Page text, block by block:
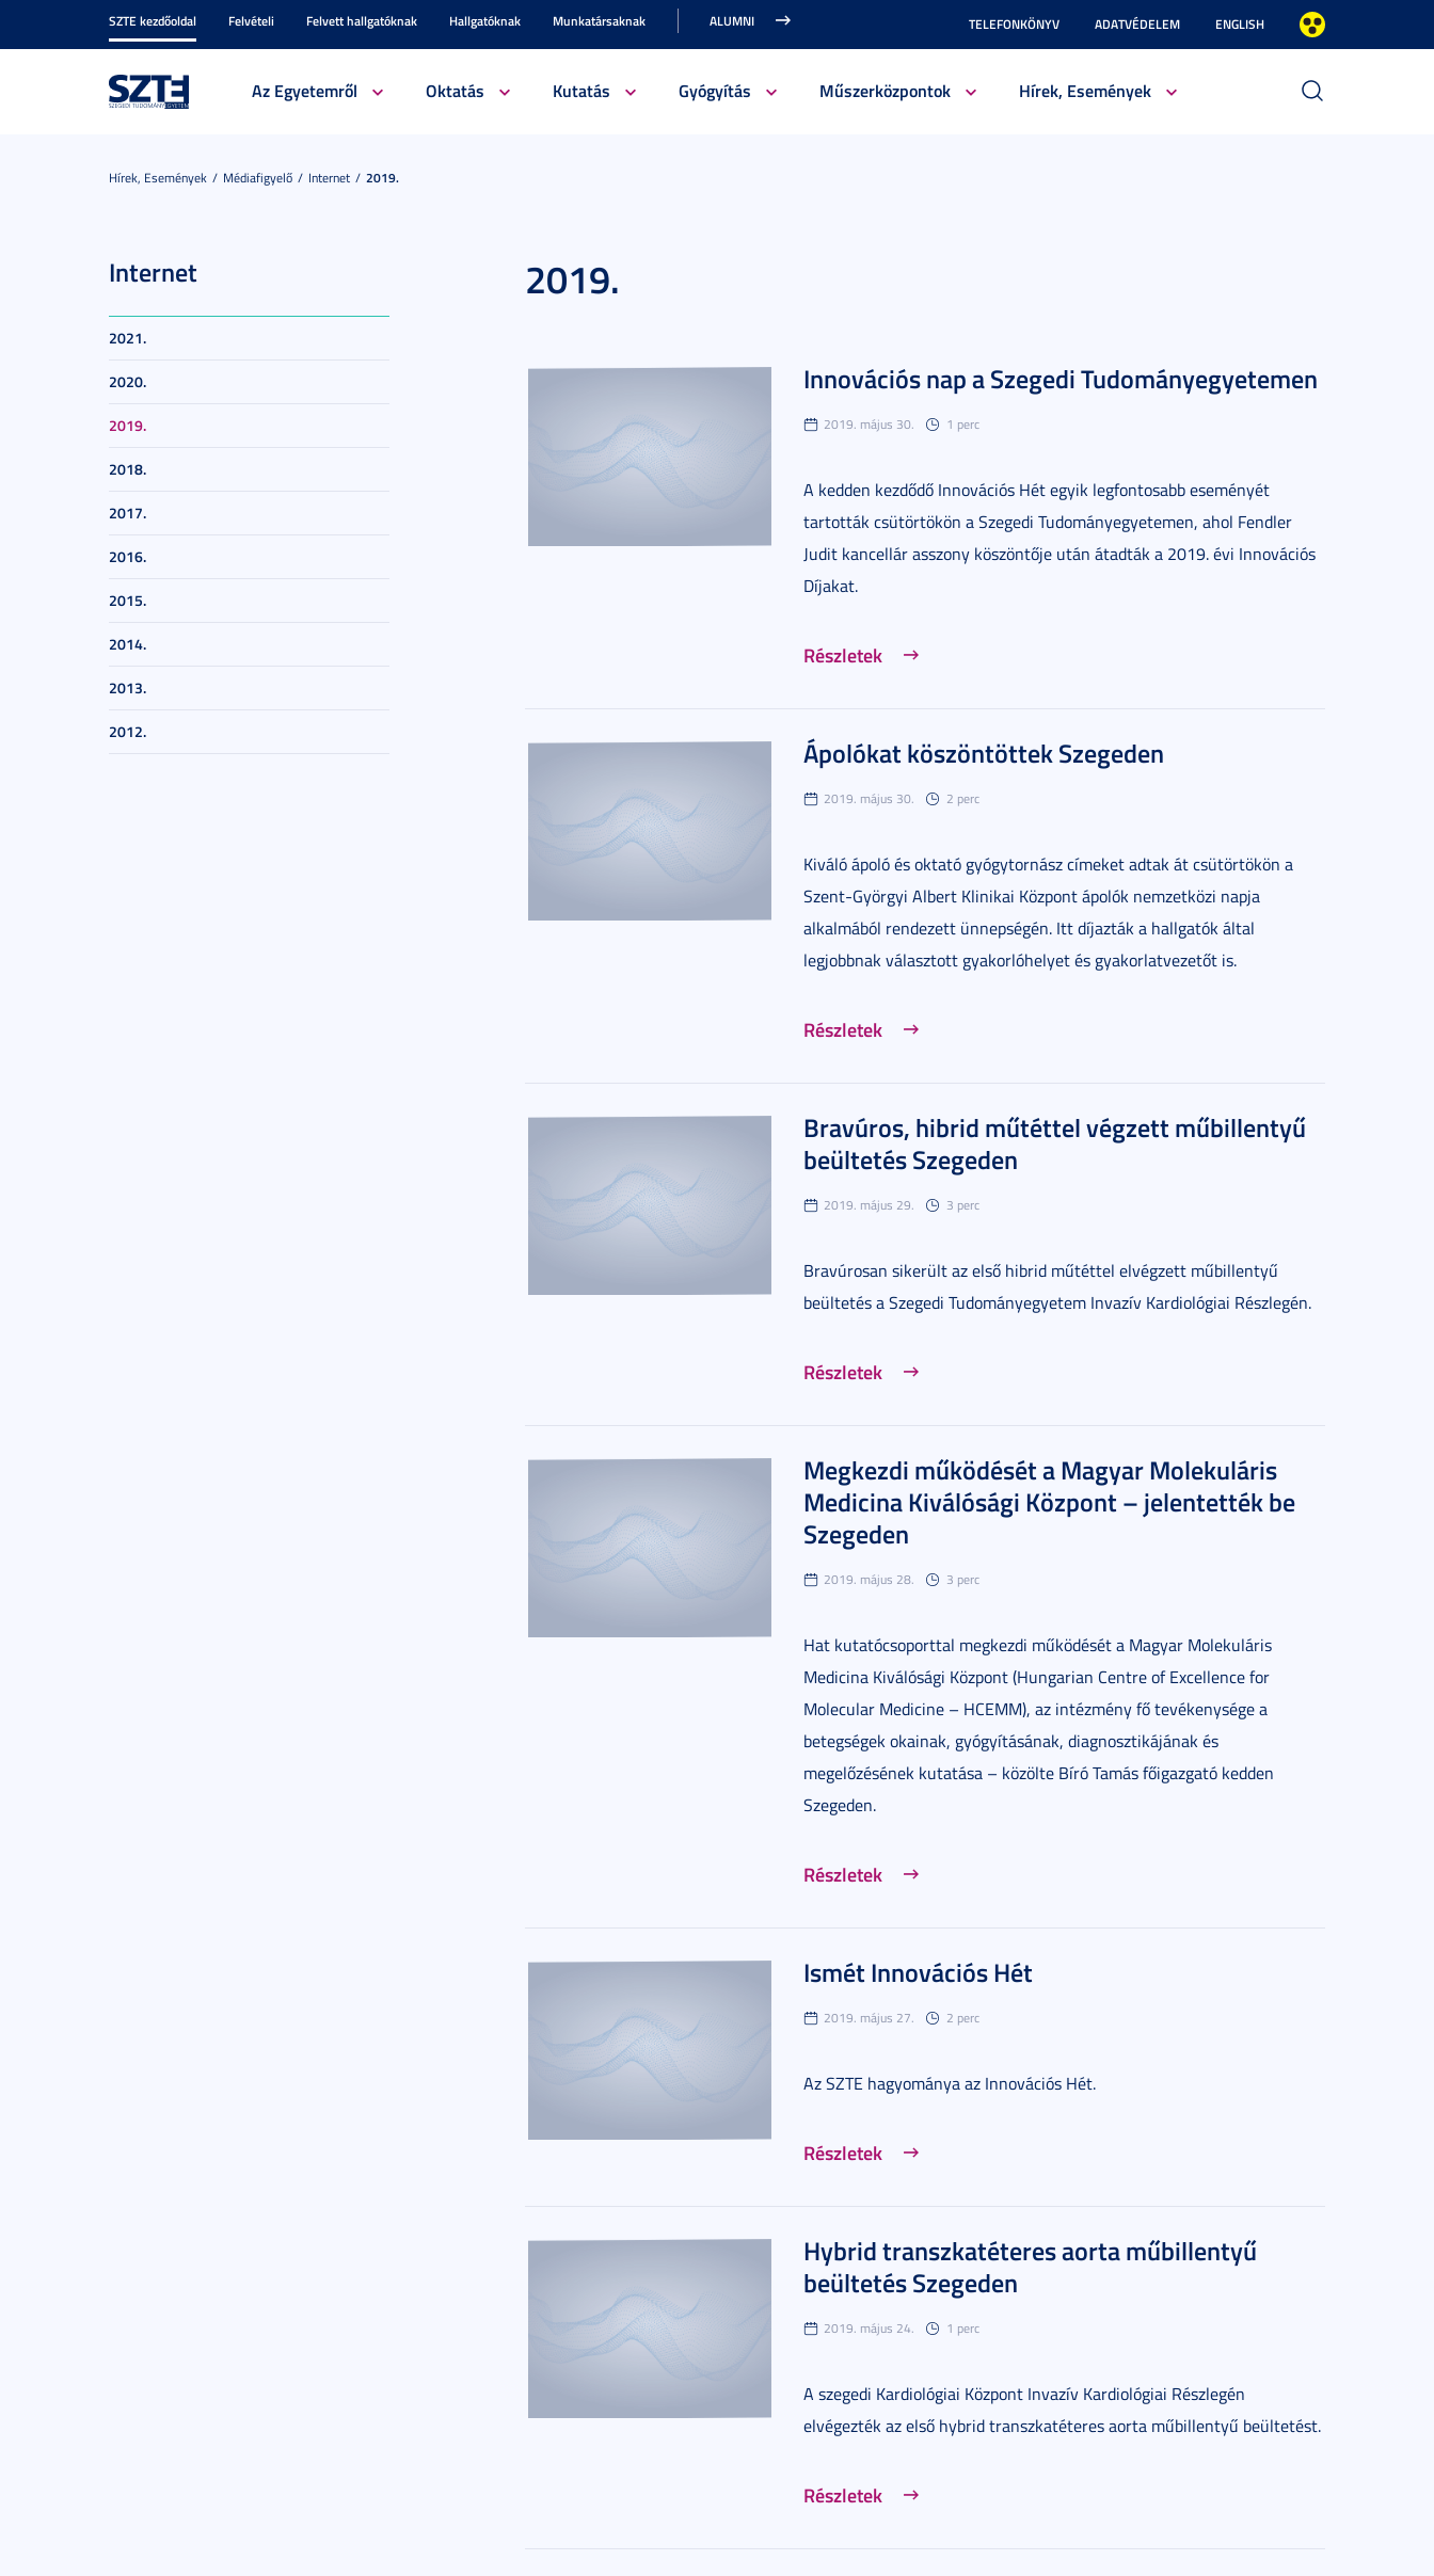
SZTE kezdőoldal Felvételi Felvett hallgatóknak Hallgatóknak Munkatársaknak ALUMNI TELEFONKÖNYV ADATVÉDELEM ENGLISH
Az Egyetemről Oktatás Kutatás Gyógyítás Műszerközpontok Hírek, Események
Hírek, Események Médiafigyelő Internet 2019.
Internet
2021.
2020.
2019.
2018.
2017.
2016.
2015.
2014.
2013.
2012.
2019.
Innovációs nap a Szegedi Tudományegyetemen
2019. május 30. 1 perc
A kedden kezdődő Innovációs Hét egyik legfontosabb eseményét
tartották csütörtökön a Szegedi Tudományegyetemen, ahol Fendler
Judit kancellár asszony köszöntője után átadták a 2019. évi Innovációs
Díjakat.
Részletek
Ápolókat köszöntöttek Szegeden
2019. május 30. 2 perc
Kiváló ápoló és oktató gyógytornász címeket adtak át csütörtökön a
Szent-Györgyi Albert Klinikai Központ ápolók nemzetközi napja
alkalmából rendezett ünnepségén. Itt díjazták a hallgatók által
legjobbnak választott gyakorlóhelyet és gyakorlatvezetőt is.
Részletek
Bravúros, hibrid műtéttel végzett műbillentyű
beültetés Szegeden
2019. május 29. 3 perc
Bravúrosan sikerült az első hibrid műtéttel elvégzett műbillentyű
beültetés a Szegedi Tudományegyetem Invazív Kardiológiai Részlegén.
Részletek
Megkezdi működését a Magyar Molekuláris
Medicina Kiválósági Központ – jelentették be
Szegeden
2019. május 28. 3 perc
Hat kutatócsoporttal megkezdi működését a Magyar Molekuláris
Medicina Kiválósági Központ (Hungarian Centre of Excellence for
Molecular Medicine – HCEMM), az intézmény fő tevékenysége a
betegségek okainak, gyógyításának, diagnosztikájának és
megelőzésének kutatása – közölte Bíró Tamás főigazgató kedden
Szegeden.
Részletek
Ismét Innovációs Hét
2019. május 27. 2 perc
Az SZTE hagyománya az Innovációs Hét.
Részletek
Hybrid transzkatéteres aorta műbillentyű
beültetés Szegeden
2019. május 24. 1 perc
A szegedi Kardiológiai Központ Invazív Kardiológiai Részlegén
elvégezték az első hybrid transzkatéteres aorta műbillentyű beültetést.
Részletek